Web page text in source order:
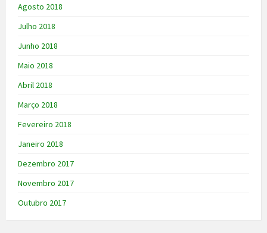
Agosto 2018
Julho 2018
Junho 2018
Maio 2018
Abril 2018
Março 2018
Fevereiro 2018
Janeiro 2018
Dezembro 2017
Novembro 2017
Outubro 2017